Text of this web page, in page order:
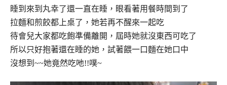
睡到來到丸幸了還一直在睡，眼看著用餐時間到了
拉麵和煎餃都上桌了，她若再不醒來一起吃
待會兒大家都吃飽準備離開，屆時她就沒東西可吃了
所以只好抱著還在睡的她，試著餵一口麵在她口中
沒想到~~她竟然吃吔!!噗~